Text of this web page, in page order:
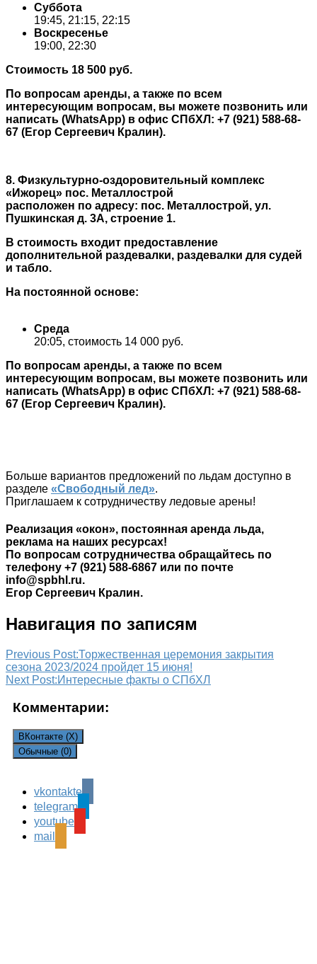
Суббота
19:45, 21:15, 22:15
Воскресенье
19:00, 22:30
Стоимость 18 500 руб.
По вопросам аренды, а также по всем
интересующим вопросам, вы можете позвонить или
написать (WhatsApp) в офис СПбХЛ: +7 (921) 588-68-
67 (Егор Сергеевич Кралин).
8. Физкультурно-оздоровительный комплекс
«Ижорец» пос. Металлострой
расположен по адресу: пос. Металлострой, ул.
Пушкинская д. 3А, строение 1.
В стоимость входит предоставление
дополнительной раздевалки, раздевалки для судей
и табло.
На постоянной основе:
Среда
20:05, стоимость 14 000 руб.
По вопросам аренды, а также по всем
интересующим вопросам, вы можете позвонить или
написать (WhatsApp) в офис СПбХЛ: +7 (921) 588-68-
67 (Егор Сергеевич Кралин).
Больше вариантов предложений по льдам доступно в
разделе «Свободный лед».
Приглашаем к сотрудничеству ледовые арены!
Реализация «окон», постоянная аренда льда,
реклама на наших ресурсах!
По вопросам сотрудничества обращайтесь по
телефону +7 (921) 588-6867 или по почте
info@spbhl.ru.
Егор Сергеевич Кралин.
Навигация по записям
Previous Post:Торжественная церемония закрытия
сезона 2023/2024 пройдет 15 июня!
Next Post:Интересные факты о СПбХЛ
Комментарии:
ВКонтакте (X)
Обычные (0)
Leave a Reply
Ваш адрес email не будет опубликован.
поля помечены
vkontakte
telegram
youtube
mail